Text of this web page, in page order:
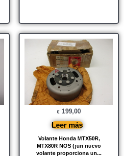
Volante Honda MTX50R,
MTX80R NOS (¡un nuevo
volante proporciona un...
€ 199,00
Leer más